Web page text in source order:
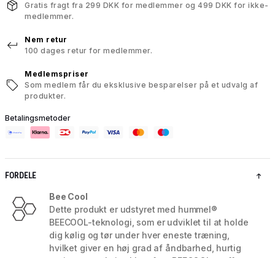
Gratis fragt fra 299 DKK for medlemmer og 499 DKK for ikke-
medlemmer.
Nem retur
100 dages retur for medlemmer.
Medlemspriser
Som medlem får du eksklusive besparelser på et udvalg af
produkter.
Betalingsmetoder
FORDELE
Bee Cool
Dette produkt er udstyret med hummel®
BEECOOL-teknologi, som er udviklet til at holde
dig kølig og tør under hver eneste træning,
hvilket giver en høj grad af åndbarhed, hurtig